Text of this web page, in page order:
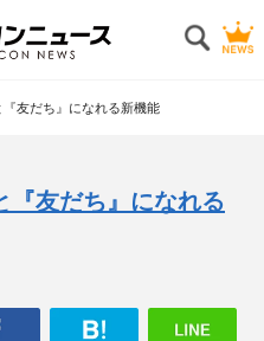
友だち』になれる新機能
『友だち』になれる